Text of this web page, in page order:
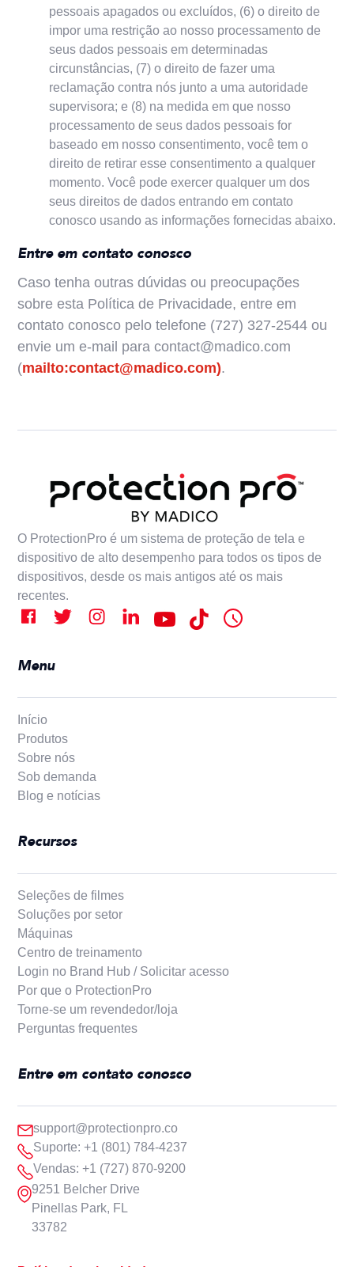
pessoais apagados ou excluídos, (6) o direito de
impor uma restrição ao nosso processamento de
seus dados pessoais em determinadas
circunstâncias, (7) o direito de fazer uma
reclamação contra nós junto a uma autoridade
supervisora; e (8) na medida em que nosso
processamento de seus dados pessoais for
baseado em nosso consentimento, você tem o
direito de retirar esse consentimento a qualquer
momento. Você pode exercer qualquer um dos
seus direitos de dados entrando em contato
conosco usando as informações fornecidas abaixo.
Entre em contato conosco
Caso tenha outras dúvidas ou preocupações
sobre esta Política de Privacidade, entre em
contato conosco pelo telefone (727) 327-2544 ou
envie um e-mail para contact@madico.com
(mailto:contact@madico.com).
O ProtectionPro é um sistema de proteção de tela e
dispositivo de alto desempenho para todos os tipos de
dispositivos, desde os mais antigos até os mais
recentes.
Menu
Início
Produtos
Sobre nós
Sob demanda
Blog e notícias
Recursos
Seleções de filmes
Soluções por setor
Máquinas
Centro de treinamento
Login no Brand Hub / Solicitar acesso
Por que o ProtectionPro
Torne-se um revendedor/loja
Perguntas frequentes
Entre em contato conosco
support@protectionpro.co
Suporte: +1 (801) 784-4237
Vendas: +1 (727) 870-9200
9251 Belcher Drive
Pinellas Park, FL
33782